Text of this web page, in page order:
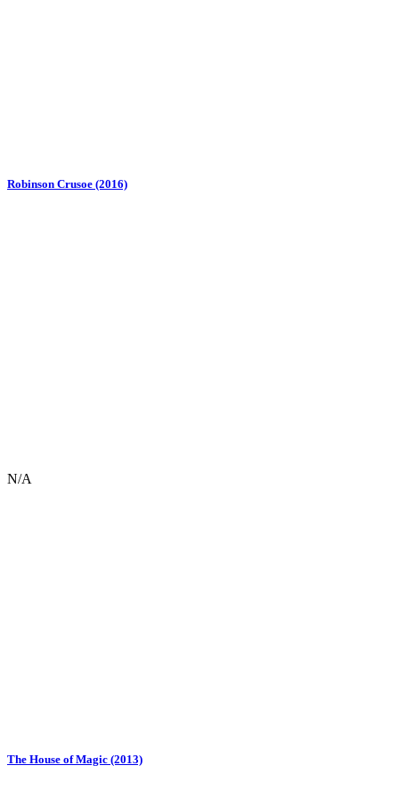
Robinson Crusoe (2016)
N/A
The House of Magic (2013)